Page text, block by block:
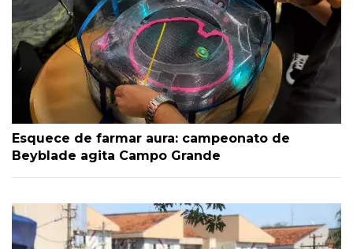
Esquece de farmar aura: campeonato de
Beyblade agita Campo Grande